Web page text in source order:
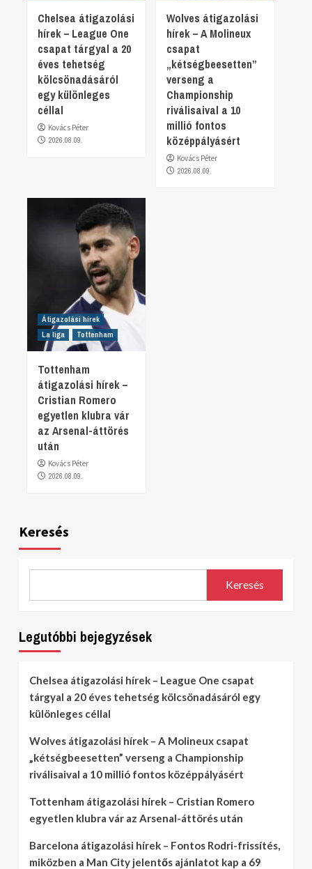
Chelsea átigazolási
hírek – League One
csapat tárgyal a 20
éves tehetség
kölcsönadásáról
egy különleges
céllal
Kovács Péter
2026.08.09.
Wolves átigazolási
hírek – A Molineux
csapat
„kétségbeesetten”
verseng a
Championship
riválisaival a 10
millió fontos
középpályásért
Kovács Péter
2026.08.09.
Átigazolási hírek
La liga
Tottenham
Tottenham
átigazolási hírek –
Cristian Romero
egyetlen klubra vár
az Arsenal-áttörés
után
Kovács Péter
2026.08.09.
Keresés
Keresés
Legutóbbi bejegyzések
Chelsea átigazolási hírek – League One csapat
tárgyal a 20 éves tehetség kölcsönadásáról egy
különleges céllal
Wolves átigazolási hírek – A Molineux csapat
„kétségbeesetten” verseng a Championship
riválisaival a 10 millió fontos középpályásért
Tottenham átigazolási hírek – Cristian Romero
egyetlen klubra vár az Arsenal-áttörés után
Barcelona átigazolási hírek – Fontos Rodri-frissítés,
miközben a Man City jelentős ajánlatot kap a 69